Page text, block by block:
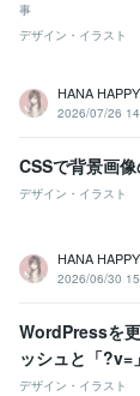
事
デザイン・イラスト
HANA
2026/07/26
CSSで背景画
デザイン・イラスト
HANA
2026/06/30
WordPressを
ッシュと「?v=
デザイン・イラスト